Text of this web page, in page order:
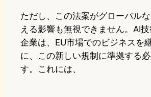
ただし、この法案がグローバル
える影響も無視できません。AI
企業は、EU市場でのビジネスを
に、この新しい規制に準拠する
す。これには、